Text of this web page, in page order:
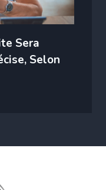
Sera
Selon